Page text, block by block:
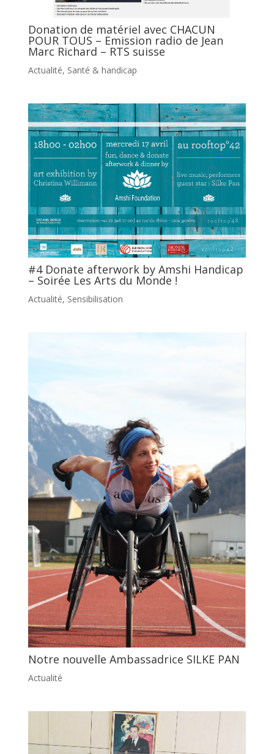
Donation de matériel avec CHACUN
POUR TOUS – Emission radio de Jean
Marc Richard – RTS suisse
Actualité, Santé & handicap
#4 Donate afterwork by Amshi Handicap
– Soirée Les Arts du Monde !
Actualité, Sensibilisation
Notre nouvelle Ambassadrice SILKE PAN
Actualité